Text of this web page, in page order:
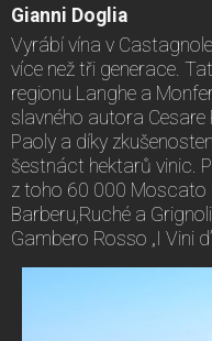
Gianni Doglia
Vyrábí vína v
více než tři generace.
regionu Langhe a
slavného autora
Paoly a díky
šestnáct hektarů vinic.
z toho 60 000 Moscato
Barberu,Ruché a
Gambero Rosso „I Vini